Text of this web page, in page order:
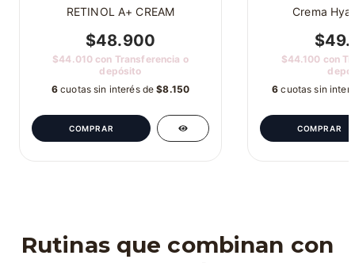
RETINOL A+ CREAM
$48.900
$44.010con Transferencia o
depósito
6 cuotas sin interés de$8.150
Crema
$44.100 con
6 cuotas sin
Rutinas que combinan con